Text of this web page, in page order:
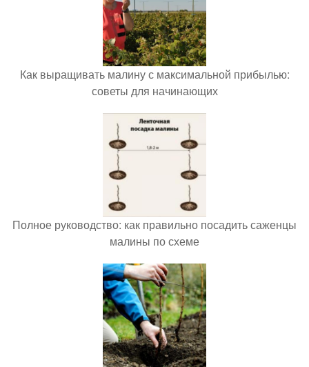
Как выращивать малину с максимальной прибылью:
советы для начинающих
Полное руководство: как правильно посадить саженцы
малины по схеме